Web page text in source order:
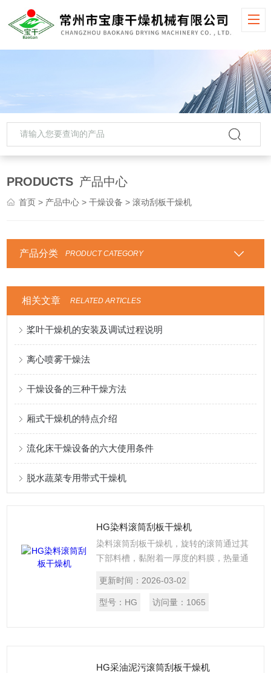
PRODUCTS 产品中心
首页 > 产品中心 >干燥设备 > 滚动刮板干燥机
产品分类 PRODUCT CATEGORY
相关文章 RELATED ARTICLES
桨叶干燥机的安装及调试过程说明
离心喷雾干燥法
干燥设备的三种干燥方法
厢式干燥机的特点介绍
流化床干燥设备的六大使用条件
脱水蔬菜专用带式干燥机
HG染料滚筒刮板干燥机
染料滚筒刮板干燥机，旋转的滚筒通过其
下部料槽，黏附着一厚度的料膜，热量通
壁，再传导给料膜，使料膜中的湿度得到
蒸发、脱湿，使含湿份的物料得到干燥。
更新时间： 2026-03-02
型号： HG 访问量： 1065
HG采油泥污滚筒刮板干燥机